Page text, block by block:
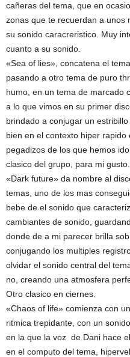
cañeras del tema, que en
zonas que te recuerdan a unos
su sonido caracreristico. Muy
cuanto a su sonido.
«Sea of lies», concatena el
pasando a otro tema de puro
humo, en un tema de marcado
a lo que vimos en su primer
brindado a conjugar un
bien en el contexto hiper
pegadizos de los que hemos
clasico del grupo, para mi gusto.
«Dark future» da nombre al
temas, uno de los mas
bebe de el sonido que
cambiantes de sonido,
donde de a mi parecer brilla
conjugando los multiples
olvidar el sonido central del
no, creando una atmosfera
Otro clasico en ciernes.
«Chaos of life» comienza con
ritmica trepidante, con un
en la que la voz de Dani hace
en el computo del tema,